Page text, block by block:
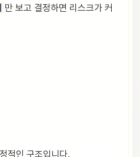
만 보고 결정하면 리스크가 커
적인 구조입니다.